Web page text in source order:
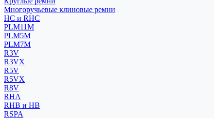
Многоручьевые клиновые ремни
HC и RHC
PLM11M
PLM5M
PLM7M
R3V
R3VX
R5V
R5VX
R8V
RHA
RHB и HB
RSPA